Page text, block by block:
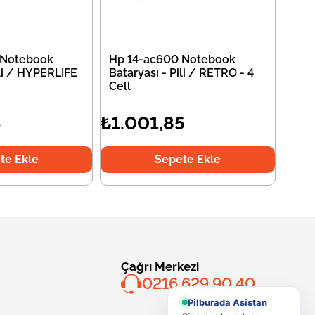
/ HYPERLIFE
Ekle
Hp 14-ac600 Notebook
Bataryası - Pili / RETRO - 4
Cell
₺1.001,85
Sepete Ekle
Çağrı Merkezi
0216 629 90 40
Pilburada Asistan